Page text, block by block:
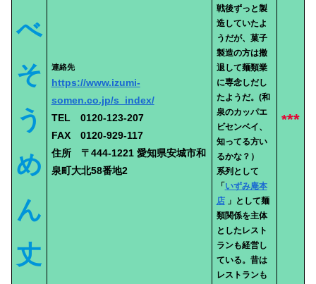
べ
そ
う
め
ん
丈
連絡先
https://www.izumi-
somen.co.jp/s_index/
TEL 0120-123-207
FAX 0120-929-117
住所 〒444-1221 愛知県安城市和
泉町大北58番地2
戦後ずっと製
造していたよ
うだが、菓子
製造の方は撤
退して麺類業
に専念しだし
たようだ。(和
泉のカッパエ
ビセンベイ、
知ってる方い
るかな？）
系列として
「 いずみ庵本
店」 として麺
類関係を主体
としたレスト
ランも経営し
ている。昔は
レストランも
***